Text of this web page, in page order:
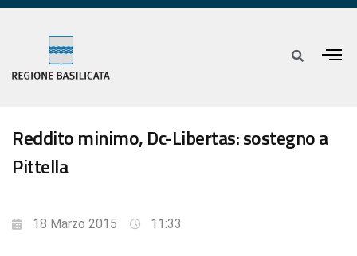
Reddito minimo, Dc-Libertas: sostegno a
Pittella
18 Marzo 2015 11:33